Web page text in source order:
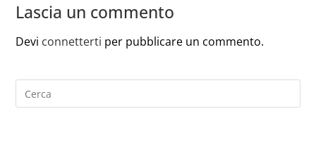
Lascia un commento
Devi connetterti per pubblicare un commento.